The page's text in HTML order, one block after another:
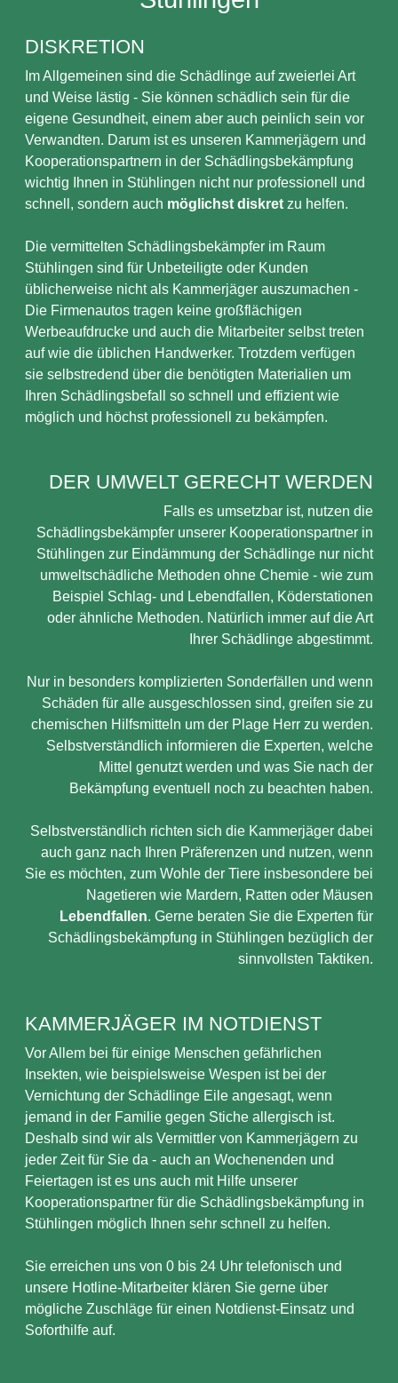
DISKRETION
Im Allgemeinen sind die Schädlinge auf zweierlei Art
und Weise lästig - Sie können schädlich sein für die
eigene Gesundheit, einem aber auch peinlich sein vor
Verwandten. Darum ist es unseren Kammerjägern und
Kooperationspartnern in der Schädlingsbekämpfung
wichtig Ihnen in Stühlingen nicht nur professionell und
schnell, sondern auch möglichst diskret zu helfen.
Die vermittelten Schädlingsbekämpfer im Raum
Stühlingen sind für Unbeteiligte oder Kunden
üblicherweise nicht als Kammerjäger auszumachen -
Die Firmenautos tragen keine großflächigen
Werbeaufdrucke und auch die Mitarbeiter selbst treten
auf wie die üblichen Handwerker. Trotzdem verfügen
sie selbstredend über die benötigten Materialien um
Ihren Schädlingsbefall so schnell und effizient wie
möglich und höchst professionell zu bekämpfen.
DER UMWELT GERECHT WERDEN
Falls es umsetzbar ist, nutzen die
Schädlingsbekämpfer unserer Kooperationspartner in
Stühlingen zur Eindämmung der Schädlinge nur nicht
umweltschädliche Methoden ohne Chemie - wie zum
Beispiel Schlag- und Lebendfallen, Köderstationen
oder ähnliche Methoden. Natürlich immer auf die Art
Ihrer Schädlinge abgestimmt.
Nur in besonders komplizierten Sonderfällen und wenn
Schäden für alle ausgeschlossen sind, greifen sie zu
chemischen Hilfsmitteln um der Plage Herr zu werden.
Selbstverständlich informieren die Experten, welche
Mittel genutzt werden und was Sie nach der
Bekämpfung eventuell noch zu beachten haben.
Selbstverständlich richten sich die Kammerjäger dabei
auch ganz nach Ihren Präferenzen und nutzen, wenn
Sie es möchten, zum Wohle der Tiere insbesondere bei
Nagetieren wie Mardern, Ratten oder Mäusen
Lebendfallen. Gerne beraten Sie die Experten für
Schädlingsbekämpfung in Stühlingen bezüglich der
sinnvollsten Taktiken.
KAMMERJÄGER IM NOTDIENST
Vor Allem bei für einige Menschen gefährlichen
Insekten, wie beispielsweise Wespen ist bei der
Vernichtung der Schädlinge Eile angesagt, wenn
jemand in der Familie gegen Stiche allergisch ist.
Deshalb sind wir als Vermittler von Kammerjägern zu
jeder Zeit für Sie da - auch an Wochenenden und
Feiertagen ist es uns auch mit Hilfe unserer
Kooperationspartner für die Schädlingsbekämpfung in
Stühlingen möglich Ihnen sehr schnell zu helfen.
Sie erreichen uns von 0 bis 24 Uhr telefonisch und
unsere Hotline-Mitarbeiter klären Sie gerne über
mögliche Zuschläge für einen Notdienst-Einsatz und
Soforthilfe auf.